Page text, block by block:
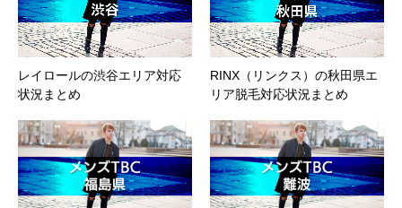
レイロールの渋谷エリア対応
状況まとめ
RINX（リンクス）の秋田県エ
リア脱毛対応状況まとめ